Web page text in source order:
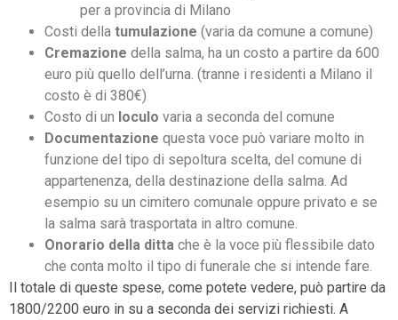
per a provincia di Milano
Costi della tumulazione (varia da comune a comune)
Cremazione della salma, ha un costo a partire da 600
euro più quello dell’urna. (tranne i residenti a Milano il
costo è di 380€)
Costo di un loculo varia a seconda del comune
Documentazione questa voce può variare molto in
funzione del tipo di sepoltura scelta, del comune di
appartenenza, della destinazione della salma. Ad
esempio su un cimitero comunale oppure privato e se
la salma sarà trasportata in altro comune.
Onorario della ditta che è la voce più flessibile dato
che conta molto il tipo di funerale che si intende fare.
Il totale di queste spese, come potete vedere, può partire da
1800/2200 euro in su a seconda dei servizi richiesti. A